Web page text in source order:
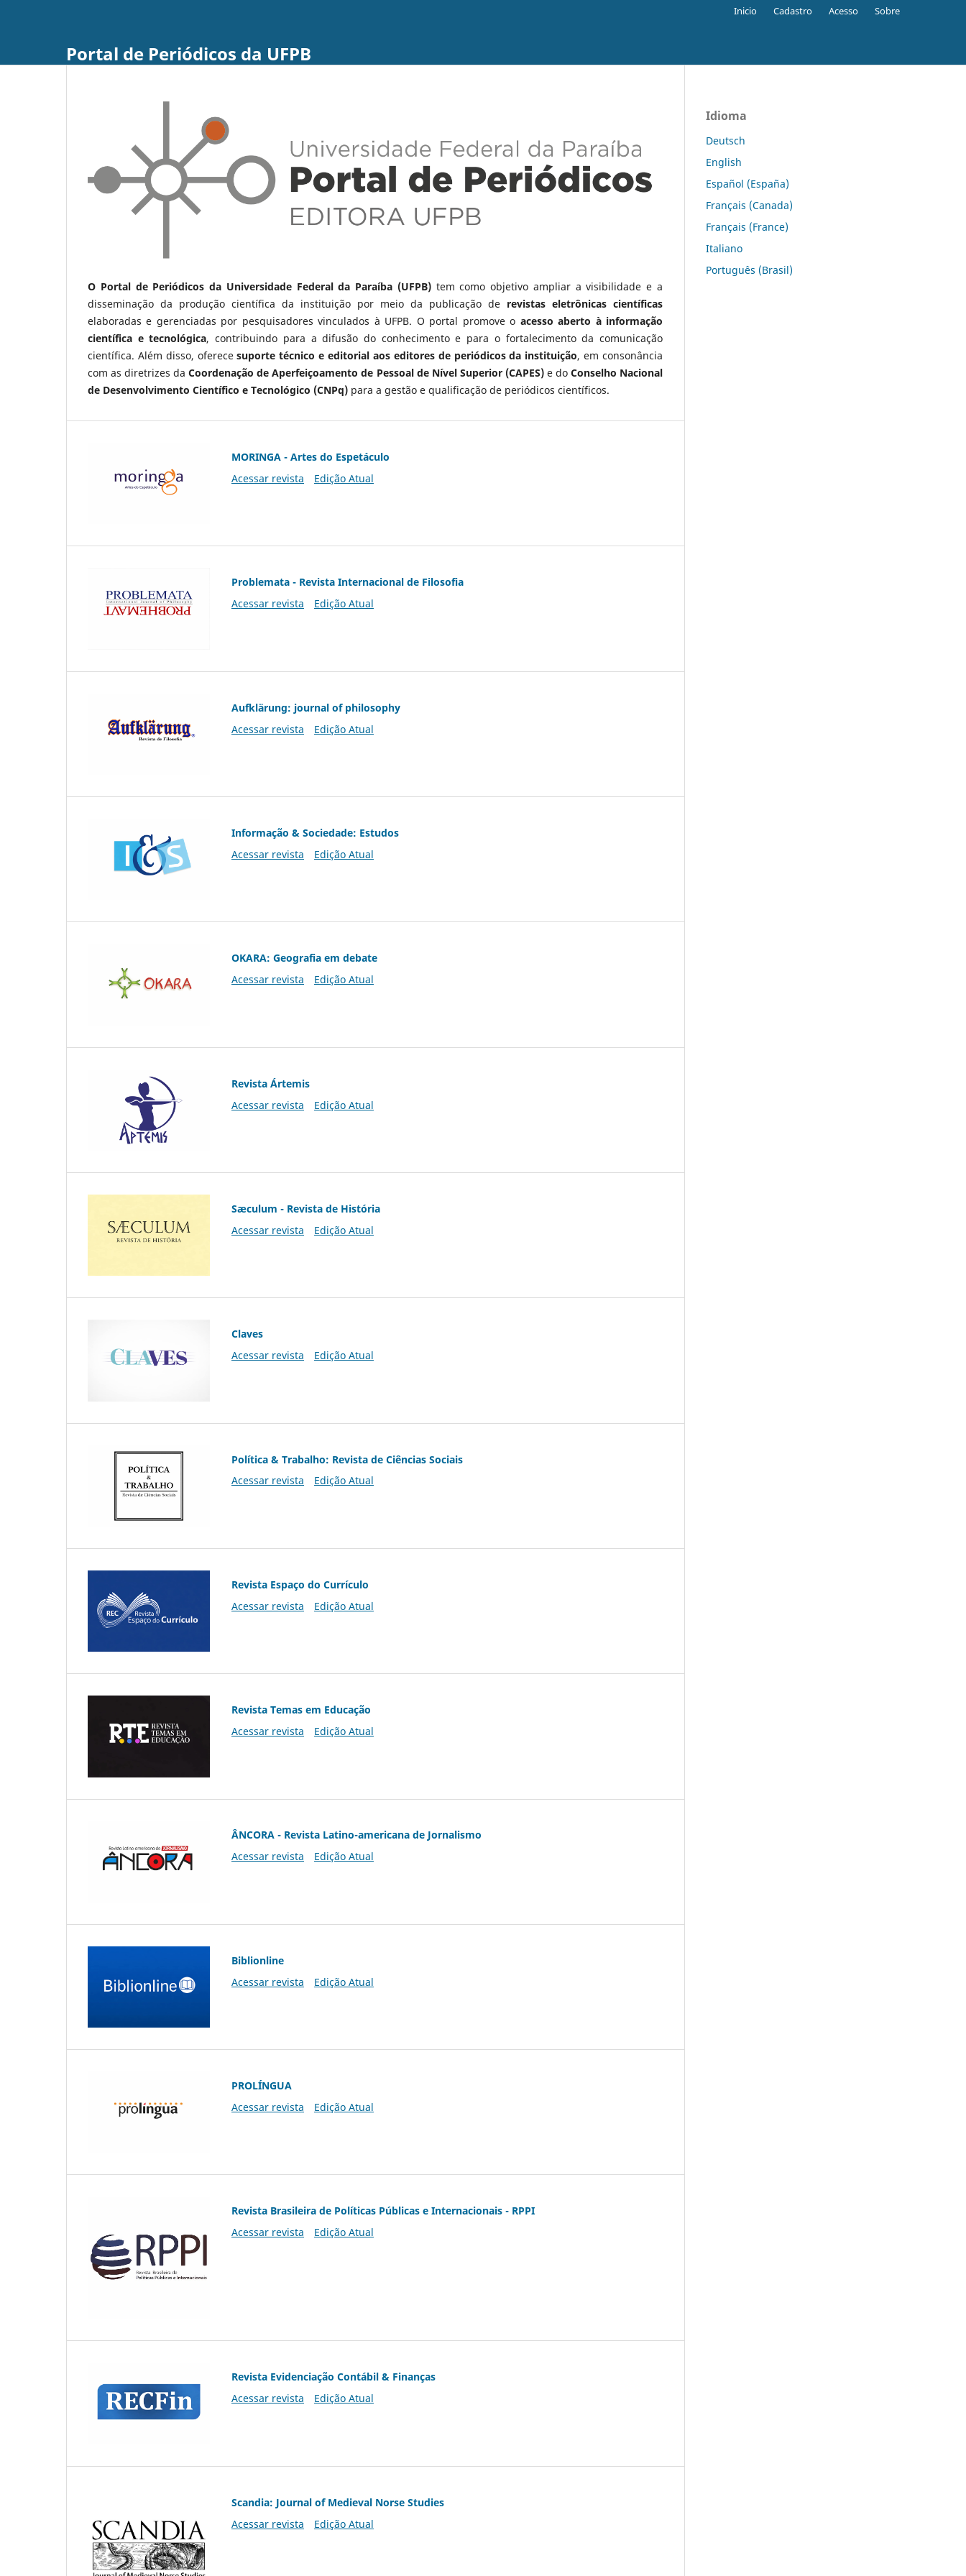
Portal de Periódicos da UFPB
Inicio Cadastro Acesso Sobre
O Portal de Periódicos da Universidade Federal da Paraíba (UFPB)tem como objetivo ampliar a visibilidade e a
disseminação da produção científica da instituição por meio da publicação de revistas eletrônicas científicas
elaboradas e gerenciadas por pesquisadores vinculados à UFPB. O portal promove o acesso aberto à informação
científica e tecnológica, contribuindo para a difusão do conhecimento e para o fortalecimento da comunicação
científica. Além disso, oferecesuporte técnico e editorial aos editores de periódicos da instituição, em consonância
com as diretrizes daCoordenação de Aperfeiçoamento de Pessoal de Nível Superior (CAPES)e do Conselho Nacional
de Desenvolvimento Científico e Tecnológico (CNPq) para a gestão e qualificação de periódicos científicos.
MORINGA - Artes do Espetáculo
Acessar revista
Edição Atual
Problemata - Revista Internacional de Filosofia
Acessar revista
Edição Atual
Aufklärung: journal of philosophy
Acessar revista
Edição Atual
Informação & Sociedade: Estudos
Acessar revista
Edição Atual
OKARA: Geografia em debate
Acessar revista
Edição Atual
Revista Ártemis
Acessar revista
Edição Atual
Sæculum - Revista de História
Acessar revista
Edição Atual
Claves
Acessar revista
Edição Atual
Política & Trabalho: Revista de Ciências Sociais
Acessar revista
Edição Atual
Revista Espaço do Currículo
Acessar revista
Edição Atual
Revista Temas em Educação
Acessar revista
Edição Atual
ÂNCORA - Revista Latino-americana de Jornalismo
Acessar revista
Edição Atual
Biblionline
Acessar revista
Edição Atual
PROLÍNGUA
Acessar revista
Edição Atual
Revista Brasileira de Políticas Públicas e Internacionais - RPPI
Acessar revista
Edição Atual
Revista Evidenciação Contábil & Finanças
Acessar revista
Edição Atual
Scandia: Journal of Medieval Norse Studies
Acessar revista
Edição Atual
Idioma
Deutsch
English
Español (España)
Français (Canada)
Français (France)
Italiano
Português (Brasil)